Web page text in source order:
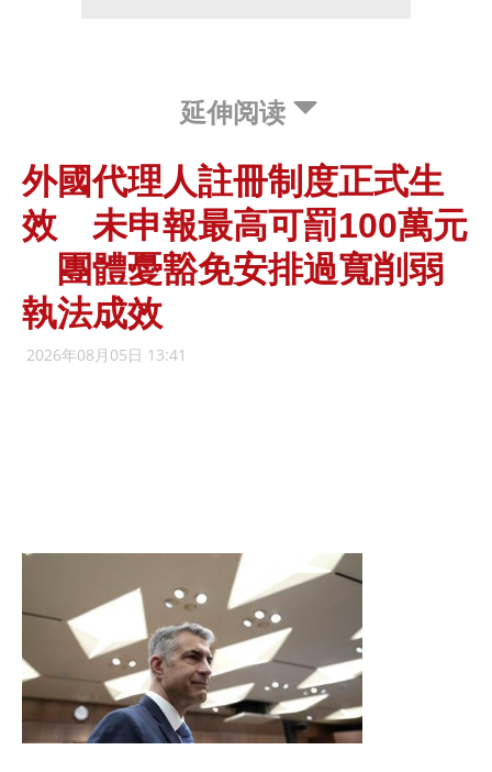
延伸阅读
外國代理人註冊制度正式生
效 未申報最高可罰100萬元
團體憂豁免安排過寬削弱
執法成效
2026年08月05日 13:41